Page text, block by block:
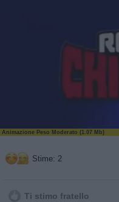
Animazione Peso Moderato (1.07 Mb)
Stime: 2
Ti stimo fratello